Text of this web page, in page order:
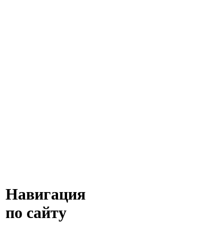
Навигация
по сайту